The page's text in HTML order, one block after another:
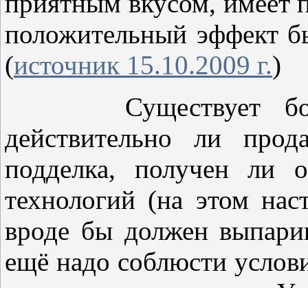
положительный эффект
(источник 15.10.2009 г.)
Существует
действительно ли
подделка, получен ли
технологий (на этом
вроде бы должен
ещё надо соблюсти